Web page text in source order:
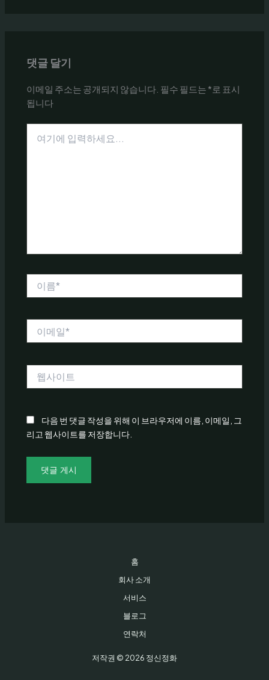
댓글 달기
이메일 주소는 공개되지 않습니다. 필수 필드는 *로 표시
됩니다
다음 번 댓글 작성을 위해 이 브라우저에 이름, 이메일, 그
리고 웹사이트를 저장합니다.
홈
회사 소개
서비스
블로그
연락처
저작권 © 2026 정신정화